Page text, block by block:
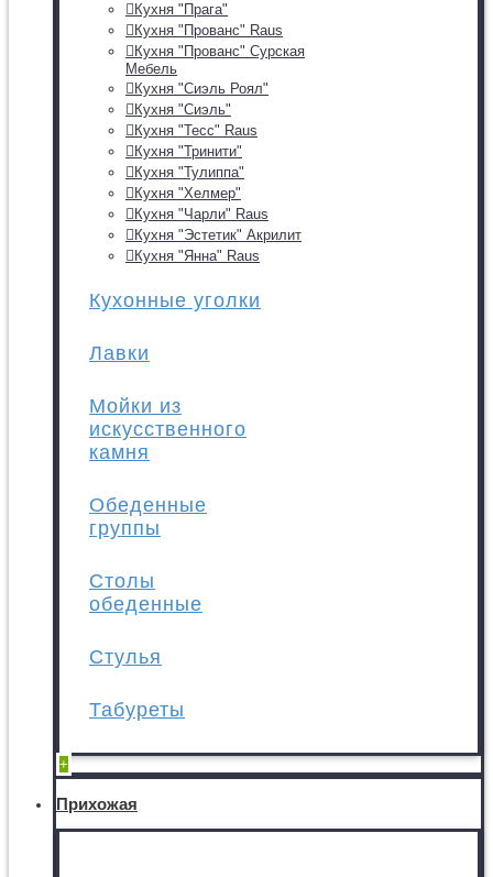
Кухня "Прага"
Кухня "Прованс" Raus
Кухня "Прованс" Сурская
Мебель
Кухня "Сиэль Роял"
Кухня "Сиэль"
Кухня "Тесс" Raus
Кухня "Тринити"
Кухня "Тулиппа"
Кухня "Хелмер"
Кухня "Чарли" Raus
Кухня "Эстетик" Акрилит
Кухня "Янна" Raus
Кухонные уголки
Лавки
Мойки из
искусственного
камня
Обеденные
группы
Столы
обеденные
Стулья
Табуреты
+
Прихожая